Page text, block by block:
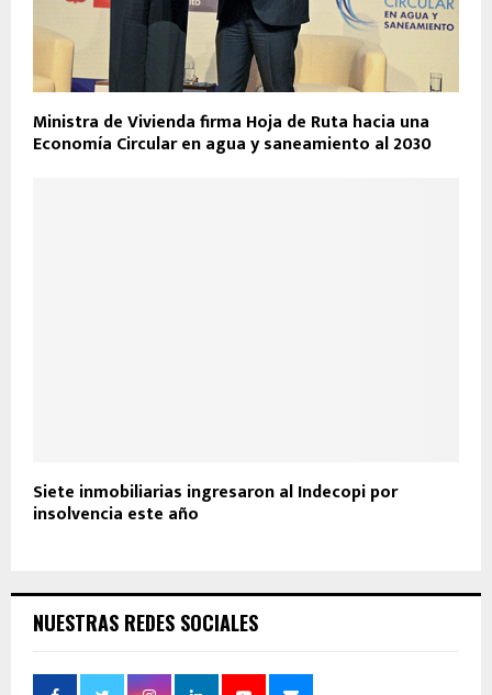
Ministra de Vivienda firma Hoja de Ruta hacia una
Economía Circular en agua y saneamiento al 2030
Siete inmobiliarias ingresaron al Indecopi por
insolvencia este año
NUESTRAS REDES SOCIALES